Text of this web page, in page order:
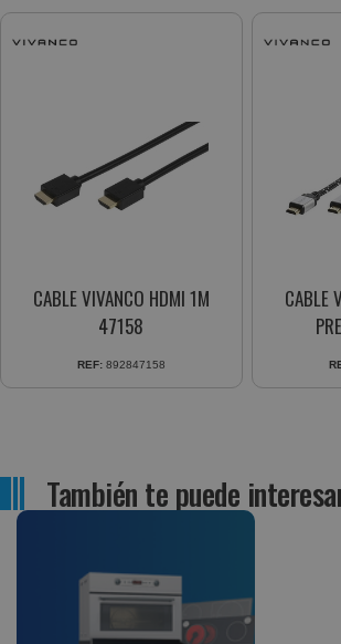
CABLE VIVANCO HDMI 1M
47158
REF: 892847158
CABLE
También te puede